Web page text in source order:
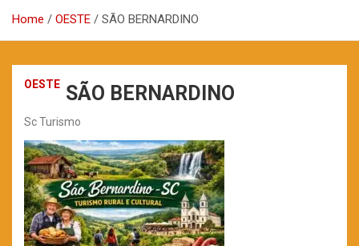
Home OESTE SÃO BERNARDINO
OESTE SÃO BERNARDINO
Sc Turismo